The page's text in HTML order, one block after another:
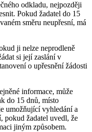
odkladu, nejpozději
Pokud žadatel do 15
směru neupřesní, má
ji nelze neprodleně
si její zaslání v
o upřesnění žádosti
informace, může
do 15 dnů, místo
umožňující vyhledání a
pokud žadatel uvedl, že
jiným způsobem.